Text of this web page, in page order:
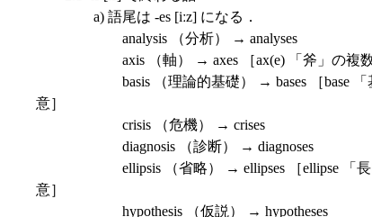
a) 語尾は -es [iːz] になる．
analysis （分析） → analyses
axis （軸） → axes ［ax(e) 「斧」の複数 （
basis （理論的基礎） → bases ［base 「基地
意］
crisis （危機） → crises
diagnosis （診断） → diagnoses
ellipsis （省略） → ellipses ［ellipse 「長円
意］
hypothesis （仮説） → hypotheses